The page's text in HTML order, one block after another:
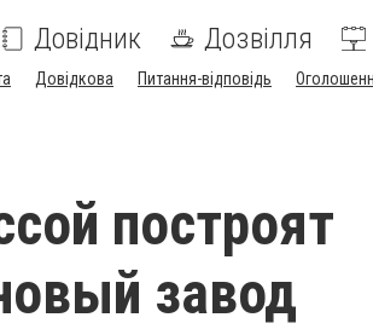
Довідник Дозвілля
Довідкова Питання-відповідь
построят
завод